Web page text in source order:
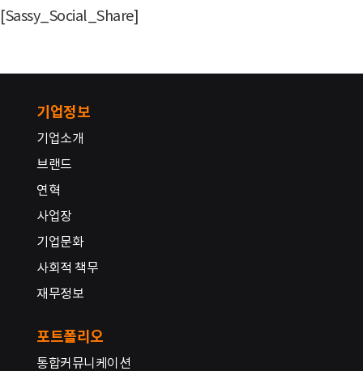
[Sassy_Social_Share]
기업정보
기업소개
브랜드
연혁
사업장
기업문화
사회적 책무
재무정보
포트폴리오
통합커뮤니케이션